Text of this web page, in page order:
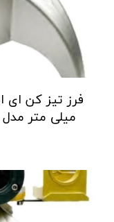
میلی متر مدل TU-E316 برند AST-POWER